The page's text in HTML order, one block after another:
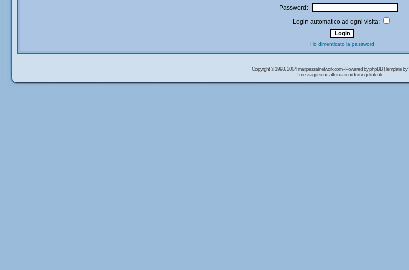
Password:
Login automatico ad ogni visita:
Ho dimenticato la password
Copyright © 1998, 2004 maxpezzalinetwork.com - Powered byphpBB(Template by
I messaggi sono affermazioni dei singoli utenti